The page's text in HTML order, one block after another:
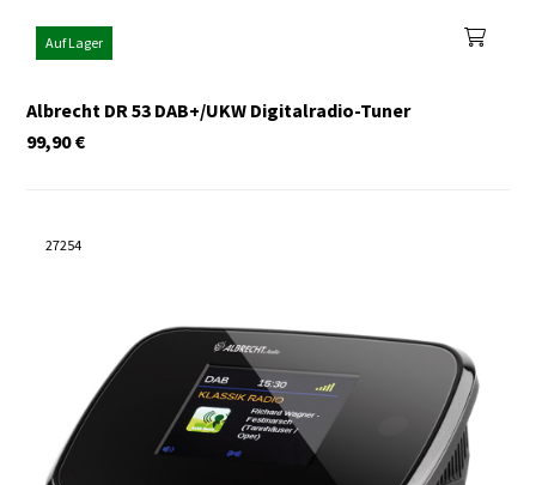
Auf Lager
Albrecht DR 53 DAB+/UKW Digitalradio-Tuner
€
99,90
27254